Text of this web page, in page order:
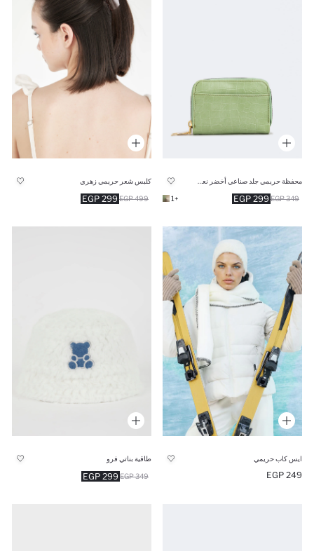
299 EGP 349 EGP
+1
كلبس شعر حريمي زهري
299 EGP 499 EGP
ايس كاب حريمي
249 EGP
طاقية بناتي فرو
299 EGP 349 EGP